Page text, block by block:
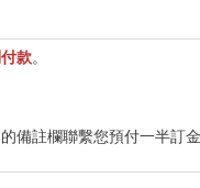
款。
備註欄聯繫您預付一半訂